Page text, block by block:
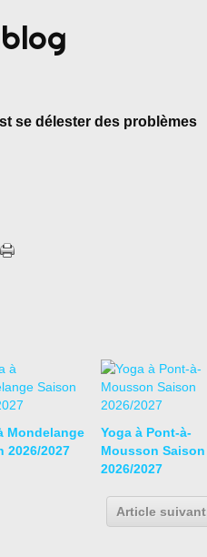
se délester des problèmes
Mondelange
2026/2027
Yoga à Pont-à-
Mousson Saison
2026/2027
Article suivant